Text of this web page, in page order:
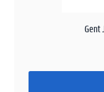
Gent